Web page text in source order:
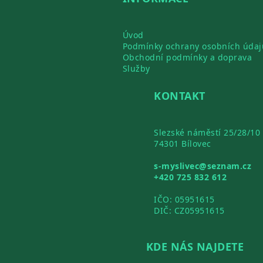
Úvod
Podmínky ochrany osobních
Obchodní podmínky a doprava
Služby
KONTAKT
Slezské náměstí 25/28/10
74301 Bílovec
s-myslivec@seznam.cz
+420 725 832 612
IČO: 05951615
DIČ: CZ05951615
KDE NÁS NAJDETE